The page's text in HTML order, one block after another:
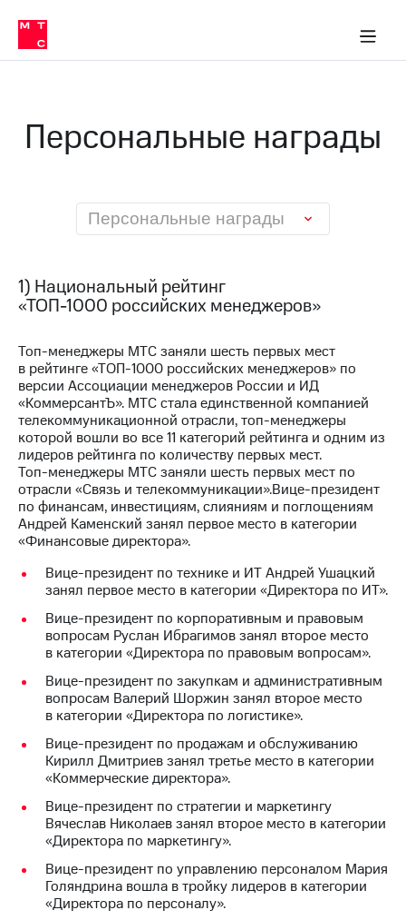
Медиа-центр
и акционерам
Устойчивое развитие
Комплаенс и деловая этика
компании
в МТС
Руководство
Правовая
информация
Медиа-центр
Пресс-
релизы
МТС
о технологиях
Достижения
Интервью
отчетность
Новости
в
регионе
и акционерам
управление
Корпоративный
секретарь
Раскрытие
информации
Информация
акционерам
Документы
ПАО
МТС
о технологиях
Персональные награды
Персональные награды
1) Национальный рейтинг
«ТОП-1000 российских менеджеров»
Топ-менеджеры МТС заняли шесть первых мест
в рейтинге «ТОП-1000 российских менеджеров» по
версии Ассоциации менеджеров России и ИД
«КоммерсантЪ». МТС стала единственной компанией
телекоммуникационной отрасли,топ-менеджеры
которой вошли во все 11 категорий рейтинга и одним из
лидеров рейтинга по количеству первых мест.
Топ-менеджеры МТС заняли шесть первых мест по
отрасли «Связь и телекоммуникации».Вице-президент
по финансам, инвестициям, слияниям и поглощениям
Андрей Каменский занял первое место в категории
«Финансовые директора».
Вице-президент по технике и ИТ Андрей Ушацкий
занял первое место в категории «Директора по ИТ».
Вице-президент по корпоративным и правовым
вопросам Руслан Ибрагимов занял второе место
в категории «Директора по правовым вопросам».
Вице-президент по закупкам и административным
вопросам Валерий Шоржин занял второе место
в категории «Директора по логистике».
Вице-президент по продажам и обслуживанию
Кирилл Дмитриев занял третье место в категории
«Коммерческие директора».
Вице-президент по стратегии и маркетингу
Вячеслав Николаев занял второе место в категории
«Директора по маркетингу».
Вице-президент по управлению персоналом Мария
Голяндрина вошла в тройку лидеров в категории
«Директора по персоналу».